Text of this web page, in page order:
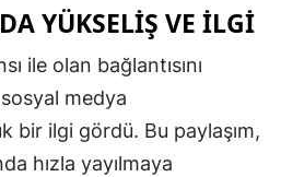
YÜKSELIŞ VE İLGI
ile olan bağlantısını
medya
bir ilgi gördü. Bu paylaşım,
hızla yayılmaya